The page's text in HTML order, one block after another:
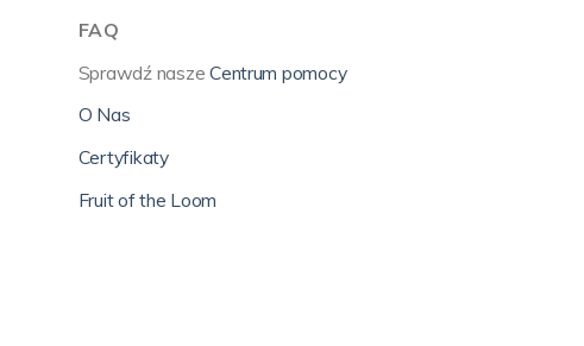
FAQ
Sprawdź naszeCentrum pomocy
O Nas
Certyfikaty
Fruit of the Loom